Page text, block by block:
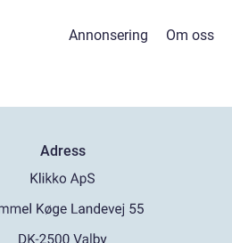
Annonsering Om oss
Adress